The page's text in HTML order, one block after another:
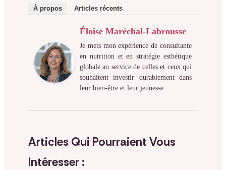
À propos Articles récents
Éloïse Maréchal-Labrousse
Je mets mon expérience de consultante
en nutrition et en stratégie esthétique
globale au service de celles et ceux qui
souhaitent investir durablement dans
leur bien-être et leur jeunesse.
Articles Qui Pourraient Vous
Intéresser :